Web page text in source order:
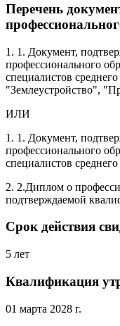
Перечень
1. 1. Документ,
профессионального
специалистов
"Землеустройство",
ИЛИ
1. 1. Документ,
профессионального
специалистов среднего
2. 2.Диплом о
подтверждаемой
Срок действия
5 лет
Квалификация
01 марта 2028 г.